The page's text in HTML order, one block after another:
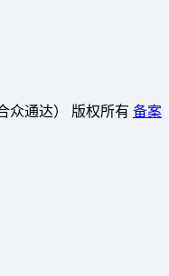
众通达） 版权所有 备案